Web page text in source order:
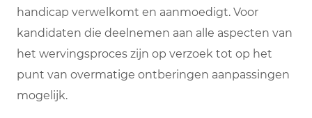
handicap verwelkomt en aanmoedigt. Voor
kandidaten die deelnemen aan alle aspecten van
het wervingsproces zijn op verzoek tot op het
punt van overmatige ontberingen aanpassingen
mogelijk.